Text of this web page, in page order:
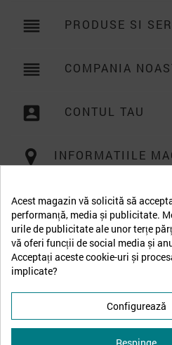
reorder PRODUSE SI
reorder COMPANIA
account_box CONTUL TAU
INFORMATIILE
Acest magazin vă solicită să
performanță, media și publicitate.
urile de publicitate ale unor terțe
vă oferi funcții de social media și
Acceptați aceste cookie-uri și
implicate?
Configurează
Respinge